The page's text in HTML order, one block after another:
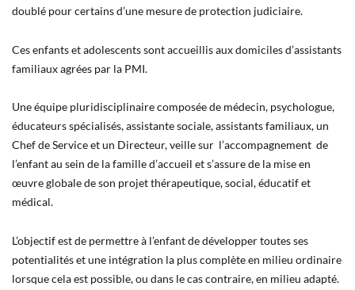
doublé pour certains d’une mesure de protection judiciaire.
Ces enfants et adolescents sont accueillis aux domiciles d’assistants
familiaux agrées par la PMI.
Une équipe pluridisciplinaire composée de médecin, psychologue,
éducateurs spécialisés, assistante sociale, assistants familiaux, un
Chef de Service et un Directeur, veille sur l’accompagnement de
l’enfant au sein de la famille d’accueil et s’assure de la mise en
œuvre globale de son projet thérapeutique, social, éducatif et
médical.
L’objectif est de permettre à l’enfant de développer toutes ses
potentialités et une intégration la plus complète en milieu ordinaire
lorsque cela est possible, ou dans le cas contraire, en milieu adapté.